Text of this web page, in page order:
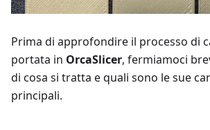
Prima di approfondire il processo di
portata in OrcaSlicer, fermiamoci
di cosa si tratta e quali sono le sue
principali.